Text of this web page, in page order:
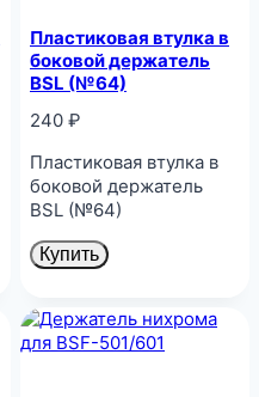
Пластиковая втулка в
боковой держатель
BSL (№64)
240 ₽
Пластиковая втулка в
боковой держатель
BSL (№64)
Купить